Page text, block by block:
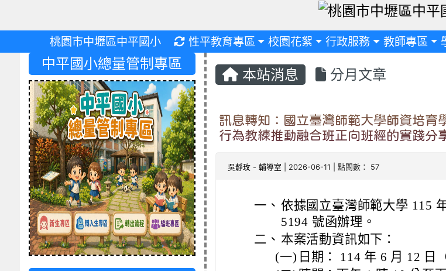
桃園市中壢區中平國小 重新取得佈景設定
性平教育專區 校園花絮 行政服務 教師專區
本站消息 分月文章
訊息轉知：國立臺灣師範大學師資培育
行為教練推動融合班正向班經的實踐分
吳靜玫- 輔導室 | 2026-06-11 | 點閱數： 57
一、 依據國立臺灣師範大學 115
5194 號函辦理。
二、 本案活動資訊如下：
(一) 日期： 114 年 6 月 12 日
中平國小總量管制專區